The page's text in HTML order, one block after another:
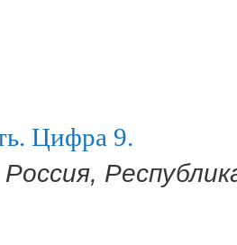
Цифра 9.
Россия,